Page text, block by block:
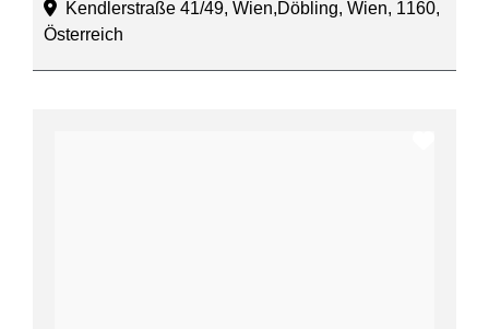
Kendlerstraße 41/49, Wien,Döbling, Wien, 1160,
Österreich